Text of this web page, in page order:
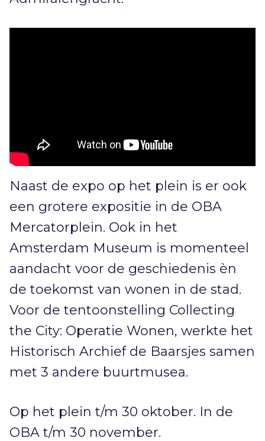
Naast de expo op het plein is er ook
een grotere expositie in de OBA
Mercatorplein. Ook in het
Amsterdam Museum is momenteel
aandacht voor de geschiedenis èn
de toekomst van wonen in de stad.
Voor de tentoonstelling Collecting
the City: Operatie Wonen, werkte het
Historisch Archief de Baarsjes samen
met 3 andere buurtmusea.
Op het plein t/m 30 oktober. In de
OBA t/m 30 november.